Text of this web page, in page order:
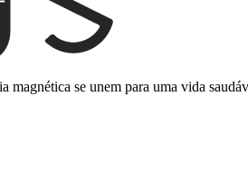
se unem para uma vida